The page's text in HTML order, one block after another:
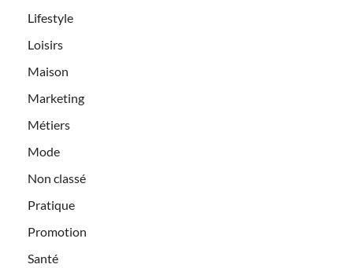
Lifestyle
Loisirs
Maison
Marketing
Métiers
Mode
Non classé
Pratique
Promotion
Santé